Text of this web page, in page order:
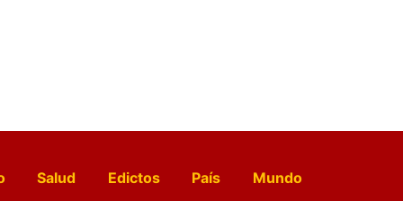
Salud Edictos País
Mundo